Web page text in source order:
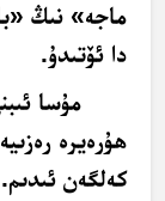
ماجە» نىڭ
دا ئۆتىدۇ.
مۇسا
ھۇرەيرە
كەلگەن